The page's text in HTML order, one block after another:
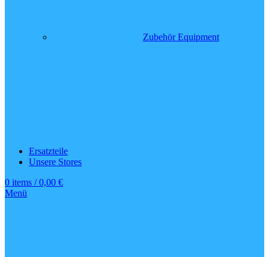
Zubehör Equipment
Ersatzteile
Unsere Stores
0 items / 0,00 €
Menü